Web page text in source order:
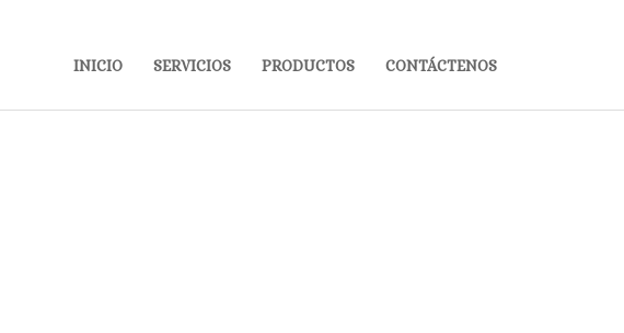
INICIO SERVICIOS PRODUCTOS CONTÁCTENOS